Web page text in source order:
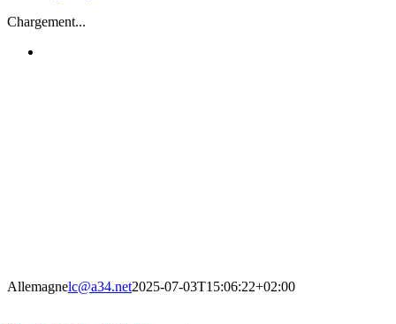
Chargement...
Allemagnelc@a34.net2025-07-03T15:06:22+02:00